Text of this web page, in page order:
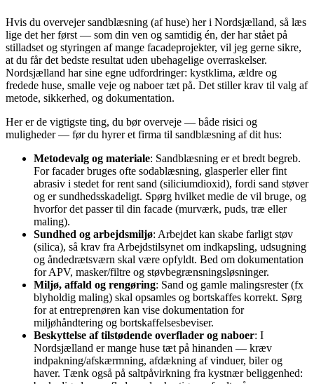
Hvis du overvejer sandblæsning (af huse) her i Nordsjælland, så læs
lige det her først — som din ven og samtidig én, der har stået på
stilladset og styringen af mange facadeprojekter, vil jeg gerne sikre,
at du får det bedste resultat uden ubehagelige overraskelser.
Nordsjælland har sine egne udfordringer: kystklima, ældre og
fredede huse, smalle veje og naboer tæt på. Det stiller krav til valg af
metode, sikkerhed, og dokumentation.
Her er de vigtigste ting, du bør overveje — både risici og
muligheder — før du hyrer et firma til sandblæsning af dit hus:
Metodevalg og materiale: Sandblæsning er et bredt begreb.
For facader bruges ofte sodablæsning, glasperler eller fint
abrasiv i stedet for rent sand (siliciumdioxid), fordi sand støver
og er sundhedsskadeligt. Spørg hvilket medie de vil bruge, og
hvorfor det passer til din facade (murværk, puds, træ eller
maling).
Sundhed og arbejdsmiljø: Arbejdet kan skabe farligt støv
(silica), så krav fra Arbejdstilsynet om indkapsling, udsugning
og åndedrætsværn skal være opfyldt. Bed om dokumentation
for APV, masker/filtre og støvbegrænsningsløsninger.
Miljø, affald og rengøring: Sand og gamle malingsrester (fx
blyholdig maling) skal opsamles og bortskaffes korrekt. Sørg
for at entreprenøren kan vise dokumentation for
miljøhåndtering og bortskaffelsesbeviser.
Beskyttelse af tilstødende overflader og naboer: I
Nordsjælland er mange huse tæt på hinanden — kræv
indpakning/afskærmning, afdækning af vinduer, biler og
haver. Tænk også på saltpåvirkning fra kystnær beliggenhed: